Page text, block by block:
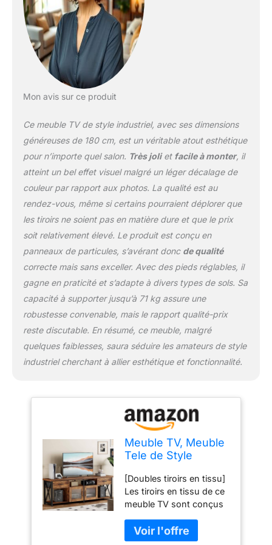
acrylique transparent
offrent un design simple
et pratique, alliant
rangement et esthétique.
La structure ouverte
haut meuble TV marron
rustique est doté d'une
ouverture spécialement
conçue pour la gestion
des câbles à l'arrière,
permettant d'organiser et
de dissimuler les câbles.
Cela élimine
l'encombrement visuel et
crée un espace plus
organisé. Les supports
ouverts de chaque côté
offrent également un
rangement pratique pour
une barre de son,
garantissant un accès
facile. [Durable] Ce
meuble TV de salon est
panneaux de particules
sensation de richesse et
de durabilité. Le cadre
métallique en X sur les
côtés améliore à la fois
Avec une capacité de
charge maximale de 70
kg, il peut supporter
votre téléviseur et
d'autres objets en toute
Mon avis sur ce produit
Ce meuble TV de style industriel, avec ses dimensions
généreuses de 180 cm, est un véritable atout esthétique
pour n’importe quel salon. Très joliet facile à monter, il
atteint un bel effet visuel malgré un léger décalage de
couleur par rapport aux photos. La qualité est au
rendez-vous, même si certains pourraient déplorer que
les tiroirs ne soient pas en matière dure et que le prix
soit relativement élevé. Le produit est conçu en
panneaux de particules, s’avérant donc de qualité
correcte mais sans exceller. Avec des pieds réglables, il
gagne en praticité et s’adapte à divers types de sols. Sa
capacité à supporter jusqu’à 71 kg assure une
robustesse convenable, mais le rapport qualité-prix
reste discutable. En résumé, ce meuble, malgré
quelques faiblesses, saura séduire les amateurs de style
industriel cherchant à allier esthétique et fonctionnalité.
Meuble TV, Meuble
Tele de Style
180 cm avec Deux
Meubles, pour
Téléviseurs
60/65/70 Pouces,
Meuble télé en Bois
[Doubles tiroirs en tissu]
Les tiroirs en tissu de ce
meuble TV sont conçus
respirabilité, avec une
surface douce qui